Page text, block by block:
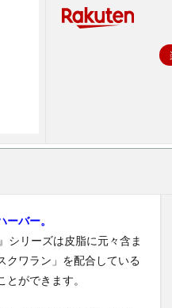
バー。
シリーズは皮脂に元々含ま
クワラン」を配合している
ができます。